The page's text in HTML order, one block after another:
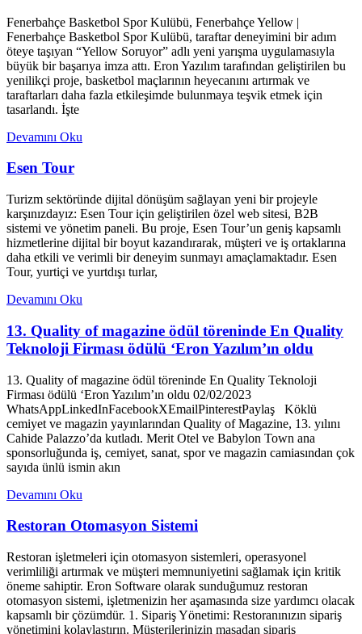
Fenerbahçe Basketbol Spor Kulübü, Fenerbahçe Yellow |
Fenerbahçe Basketbol Spor Kulübü, taraftar deneyimini bir adım
öteye taşıyan “Yellow Soruyor” adlı yeni yarışma uygulamasıyla
büyük bir başarıya imza attı. Eron Yazılım tarafından geliştirilen bu
yenilikçi proje, basketbol maçlarının heyecanını artırmak ve
taraftarları daha fazla etkileşimde bulunmaya teşvik etmek için
tasarlandı. İşte
Devamını Oku
Esen Tour
Turizm sektöründe dijital dönüşüm sağlayan yeni bir projeyle
karşınızdayız: Esen Tour için geliştirilen özel web sitesi, B2B
sistemi ve yönetim paneli. Bu proje, Esen Tour’un geniş kapsamlı
hizmetlerine dijital bir boyut kazandırarak, müşteri ve iş ortaklarına
daha etkili ve verimli bir deneyim sunmayı amaçlamaktadır. Esen
Tour, yurtiçi ve yurtdışı turlar,
Devamını Oku
13. Quality of magazine ödül töreninde En Quality
Teknoloji Firması ödülü ‘Eron Yazılım’ın oldu
13. Quality of magazine ödül töreninde En Quality Teknoloji
Firması ödülü ‘Eron Yazılım’ın oldu 02/02/2023
WhatsAppLinkedInFacebookXEmailPinterestPaylaş Köklü
cemiyet ve magazin yayınlarından Quality of Magazine, 13. yılını
Cahide Palazzo’da kutladı. Merit Otel ve Babylon Town ana
sponsorluğunda iş, cemiyet, sanat, spor ve magazin camiasından çok
sayıda ünlü ismin akın
Devamını Oku
Restoran Otomasyon Sistemi
Restoran işletmeleri için otomasyon sistemleri, operasyonel
verimliliği artırmak ve müşteri memnuniyetini sağlamak için kritik
öneme sahiptir. Eron Software olarak sunduğumuz restoran
otomasyon sistemi, işletmenizin her aşamasında size yardımcı olacak
kapsamlı bir çözümdür. 1. Sipariş Yönetimi: Restoranınızın sipariş
yönetimini kolaylaştırın. Müşterilerinizin masadan sipariş